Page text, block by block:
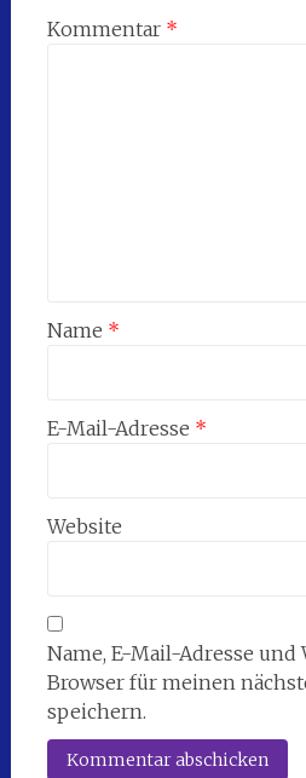
Kommentar *
Name *
E-Mail-Adresse *
Website
Name, E-Mail-Adresse und
Browser für meinen
speichern.